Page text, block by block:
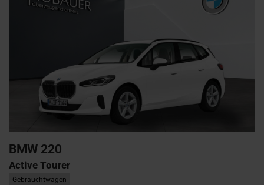
BMW 220
Active Tourer
Gebrauchtwagen